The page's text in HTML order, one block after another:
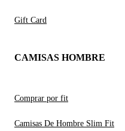
Gift Card
CAMISAS HOMBRE
Comprar por fit
Camisas De Hombre Slim Fit